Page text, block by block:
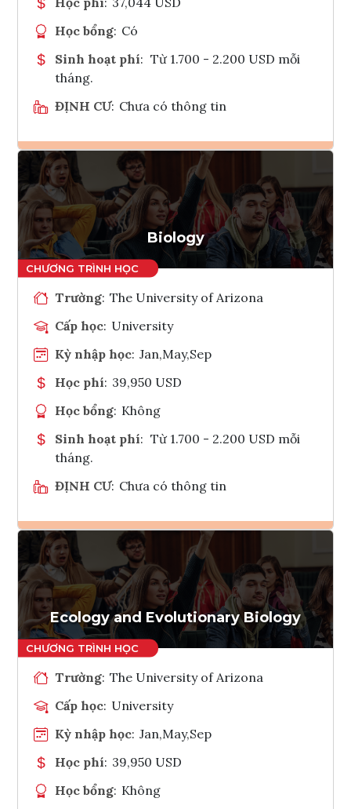
Học bổng: Có
Sinh hoạt phí: Từ 1.700 - 2.200 USD mỗi
tháng.
ĐỊNH CƯ: Chưa có thông tin
Ghi danh
Tham vấn Interlink
Biology
Trường: The University of Arizona
Cấp học: University
Kỳ nhập học: Jan,May,Sep
Học phí: 39,950 USD
Học bổng: Không
Sinh hoạt phí: Từ 1.700 - 2.200 USD mỗi
tháng.
ĐỊNH CƯ: Chưa có thông tin
Ghi danh
Tham vấn Interlink
Ecology and Evolutionary Biology
Trường: The University of Arizona
Cấp học: University
Kỳ nhập học: Jan,May,Sep
Học phí: 39,950 USD
Học bổng: Không